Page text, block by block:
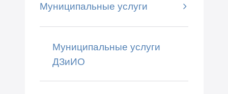
Муниципальные услуги
Муниципальные услуги
ДЗиИО